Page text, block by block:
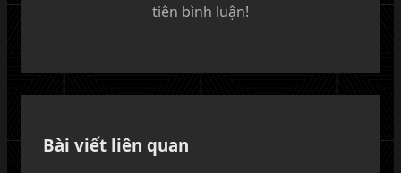
Bài viết liên quan
tiên bình luận!